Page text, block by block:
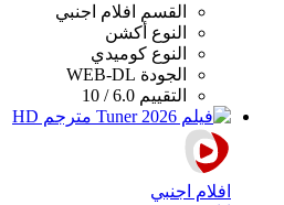
القسم
افلام اجنبي
النوع أكشن
النوع كوميدي
الجودة WEB-DL
التقييم 6.0 / 10
افلام اجنبي